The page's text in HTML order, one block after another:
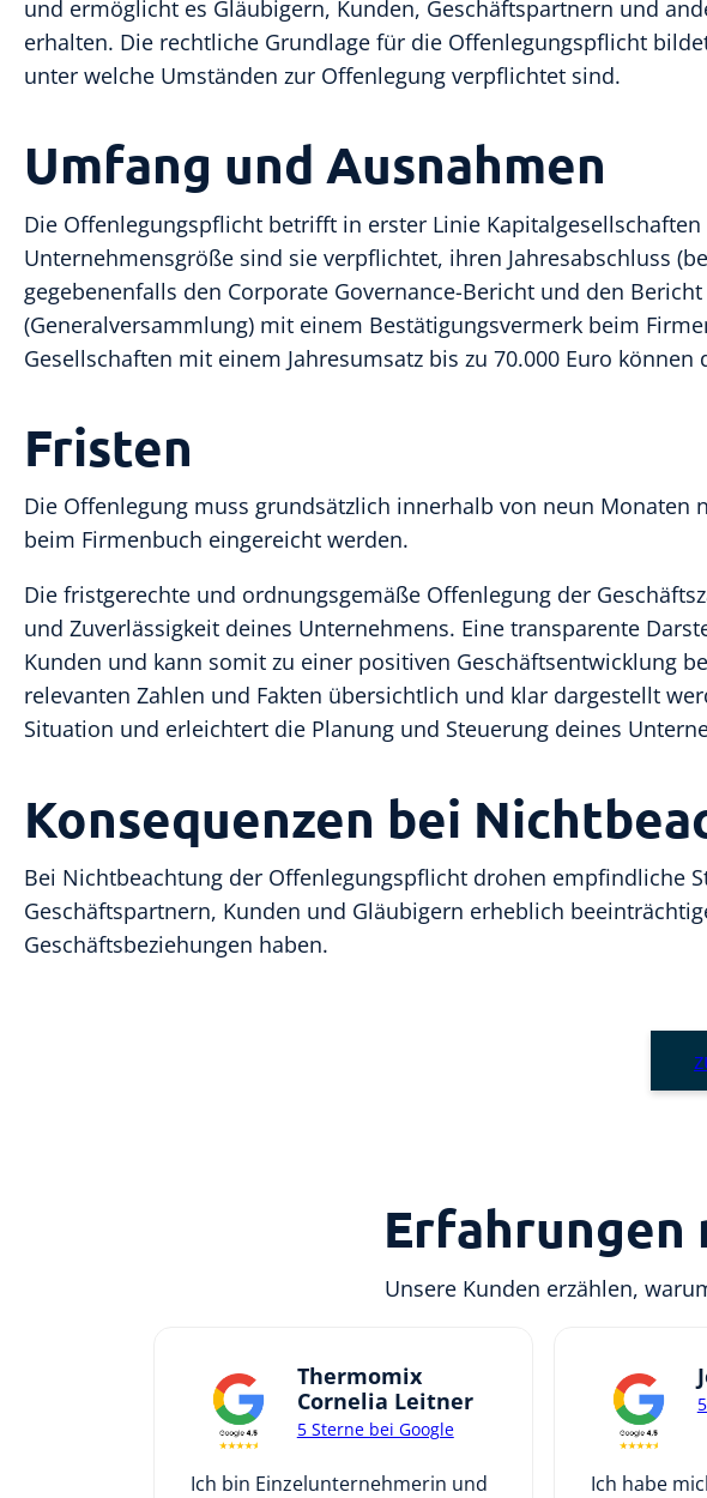
und ermöglicht es Gläubigern, Kunden, Geschäftspartnern und
erhalten. Die rechtliche Grundlage für die Offenlegungspflicht
unter welche Umständen zur Offenlegung verpflichtet sind.
Umfang und Ausnahmen
Die Offenlegungspflicht betrifft in erster Linie
Unternehmensgröße sind sie verpflichtet, ihren Jahresabschluss
gegebenenfalls den Corporate Governance-Bericht und den
(Generalversammlung) mit einem Bestätigungsvermerk beim
Gesellschaften mit einem Jahresumsatz bis zu 70.000 Euro
Fristen
Die Offenlegung muss grundsätzlich innerhalb von neun
beim Firmenbuch eingereicht werden.
Die fristgerechte und ordnungsgemäße Offenlegung der
und Zuverlässigkeit deines Unternehmens. Eine transparente
Kunden und kann somit zu einer positiven Geschäftsentwicklung
relevanten Zahlen und Fakten übersichtlich und klar dargestellt
Situation und erleichtert die Planung und Steuerung deines
Konsequenzen bei
Bei Nichtbeachtung der Offenlegungspflicht drohen empfindliche
Geschäftspartnern, Kunden und Gläubigern erheblich
Geschäftsbeziehungen haben.
Erfahrungen
Unsere Kunden erzählen,
Thermomix
Cornelia Leitner
5 Sterne bei Google
Ich bin Einzelunternehmerin und
Ich habe